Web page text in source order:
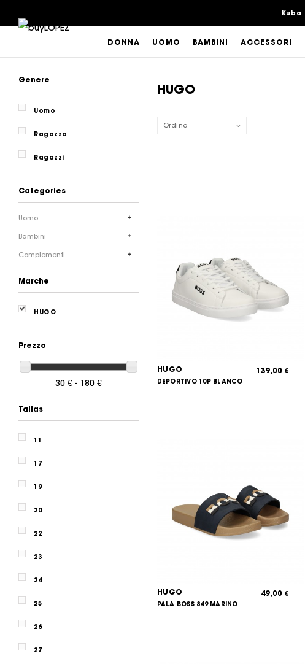
Kuba
DONNA UOMO BAMBINI ACCESSORI
HUGO
Ordina
HUGO
DEPORTIVO 10P BLANCO
139,00 €
HUGO
PALA BOSS 849 MARINO
49,00 €
Genere
Uomo
Ragazza
Ragazzi
Categories
Uomo
Bambini
Complementi
Marche
HUGO
Prezzo
30 € - 180 €
Tallas
11
17
19
20
22
23
24
25
26
27